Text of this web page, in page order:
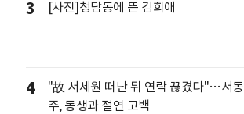
3 [사진]청담동에 뜬 김희애
4
"故 서세원 떠난 뒤 연락 끊겼다"…서동
주, 동생과 절연 고백